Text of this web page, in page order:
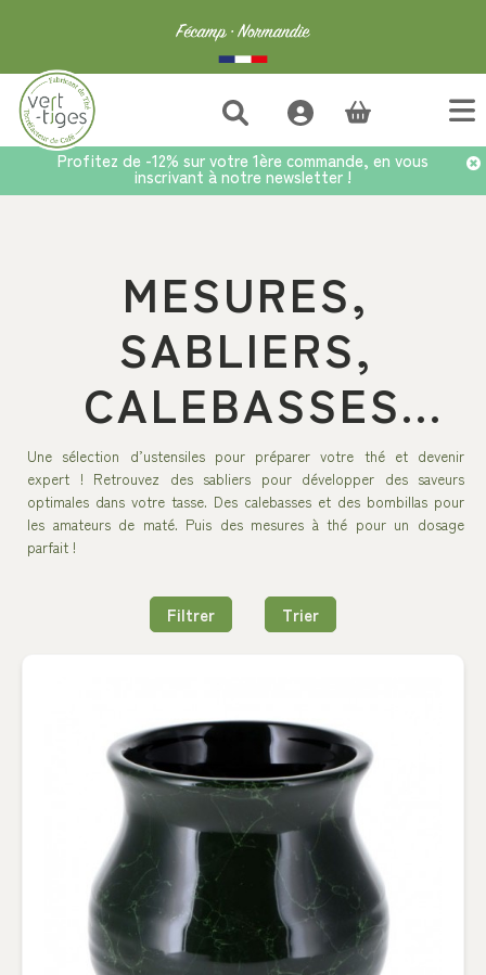
Profitez de -12% sur votre 1ère commande, en vous
inscrivant à notre newsletter !
Accessoires > Autour du thé > Mesures, Sabliers, Calebasses...
MESURES,
SABLIERS,
CALEBASSES...
Une sélection d’ustensiles pour préparer votre thé et devenir
expert ! Retrouvez des sabliers pour développer des saveurs
optimales dans votre tasse. Des calebasses et des bombillas pour
les amateurs de maté. Puis des mesures à thé pour un dosage
parfait !
Filtrer Trier